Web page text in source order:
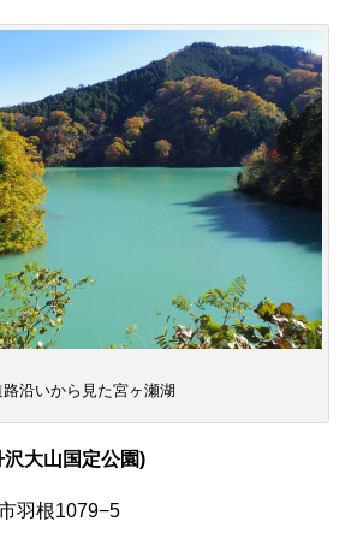
路沿いから見た宮ヶ瀬湖
大山国定公園)
羽根1079−5